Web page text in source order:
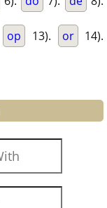
op 13). or 14).